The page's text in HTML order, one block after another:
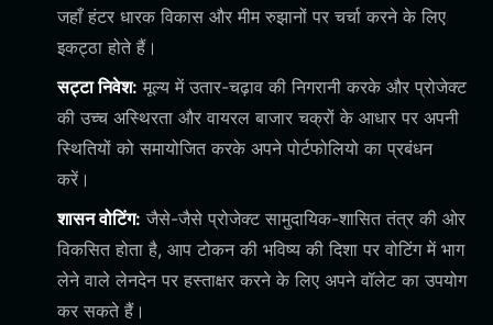
जहाँ हंटर धारक विकास और मीम रुझानों पर चर्चा करने के लिए
इकट्ठा होते हैं।
सट्टा निवेश: मूल्य में उतार-चढ़ाव की निगरानी करके और प्रोजेक्ट
की उच्च अस्थिरता और वायरल बाजार चक्रों के आधार पर अपनी
स्थितियों को समायोजित करके अपने पोर्टफोलियो का प्रबंधन
करें।
शासन वोटिंग: जैसे-जैसे प्रोजेक्ट सामुदायिक-शासित तंत्र की ओर
विकसित होता है, आप टोकन की भविष्य की दिशा पर वोटिंग में भाग
लेने वाले लेनदेन पर हस्ताक्षर करने के लिए अपने वॉलेट का उपयोग
कर सकते हैं।